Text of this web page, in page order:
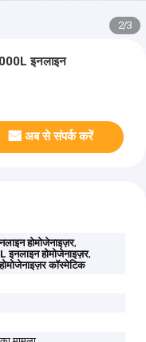
2/3
इनलाइन
अब से संपर्क करें
होमोजेनाइज़र,
होमोजेनाइज़र,
कॉस्मेटिक